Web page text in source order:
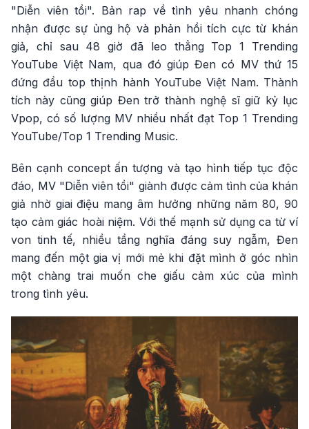
"Diễn viên tồi". Bản rap về tình yêu nhanh chóng
nhận được sự ủng hộ và phản hồi tích cực từ khán
giả, chỉ sau 48 giờ đã leo thẳng Top 1 Trending
YouTube Việt Nam, qua đó giúp Đen có MV thứ 15
đứng đầu top thịnh hành YouTube Việt Nam. Thành
tích này cũng giúp Đen trở thành nghệ sĩ giữ kỷ lục
Vpop, có số lượng MV nhiều nhất đạt Top 1 Trending
YouTube/Top 1 Trending Music.
Bên cạnh concept ấn tượng và tạo hình tiếp tục độc
đáo, MV "Diễn viên tồi" giành được cảm tình của khán
giả nhờ giai điệu mang âm hưởng những năm 80, 90
tạo cảm giác hoài niệm. Với thế mạnh sử dụng ca từ ví
von tinh tế, nhiều tầng nghĩa đáng suy ngẫm, Đen
mang đến một gia vị mới mẻ khi đặt mình ở góc nhìn
một chàng trai muốn che giấu cảm xúc của mình
trong tình yêu.